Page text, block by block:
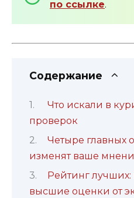
по ссылке.
Содержание
Что искали в
проверок
Четыре главных
изменят ваше
Рейтинг лучших:
высшие оценки от